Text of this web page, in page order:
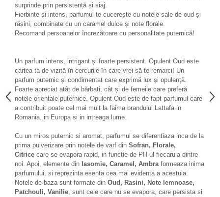
surprinde prin persistență și siaj.
Fierbinte și intens, parfumul te cucerește cu notele sale de oud și
rășini, combinate cu un caramel dulce și note florale.
Recomand persoanelor încrezătoare cu personalitate puternică!
Un parfum intens, intrigant și foarte persistent. Opulent Oud este
cartea ta de vizită în cercurile în care vrei să te remarci! Un
parfum puternic și condimentat care exprimă lux și opulență.
Foarte apreciat atât de bărbați, cât și de femeile care preferă
notele orientale puternice. Opulent Oud este de fapt parfumul care
a contribuit poate cel mai mult la faima brandului Lattafa in
Romania, in Europa si in intreaga lume.
Cu un miros puternic si aromat, parfumul se diferentiaza inca de la
prima pulverizare prin notele de varf din Sofran, Florale,
Citrice care se evapora rapid, in functie de PH-ul fiecaruia dintre
noi. Apoi, elemente din Iasomie, Caramel, Ambra formeaza inima
parfumului, si reprezinta esenta cea mai evidenta a acestuia.
Notele de baza sunt formate din Oud, Rasini, Note lemnoase,
Patchouli, Vanilie, sunt cele care nu se evapora, care persista si